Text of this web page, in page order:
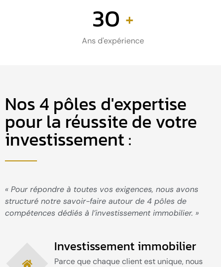
30 +
Ans d'expérience
Nos 4 pôles d'expertise
pour la réussite de votre
investissement :
« Pour répondre à toutes vos exigences, nous avons
structuré notre savoir-faire autour de 4 pôles de
compétences dédiés à l’investissement immobilier. »
Investissement immobilier
Parce que chaque client est unique, nous